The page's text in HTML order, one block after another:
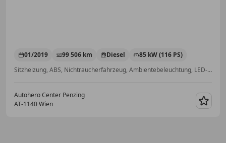
01/2019 99 506 km Diesel
85 kW (116 PS)
Sitzheizung, ABS, Nichtraucherfahrzeug, Ambientebeleuchtung, LED-Scheinwerfer, Volldigitales Kombiinstrument, Abstandstempomat, Scheinwerferreinigung
Autohero Center Penzing
AT-1140 Wien